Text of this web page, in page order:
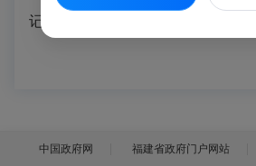
记档案。
中国政府网 福建省政府门户网站